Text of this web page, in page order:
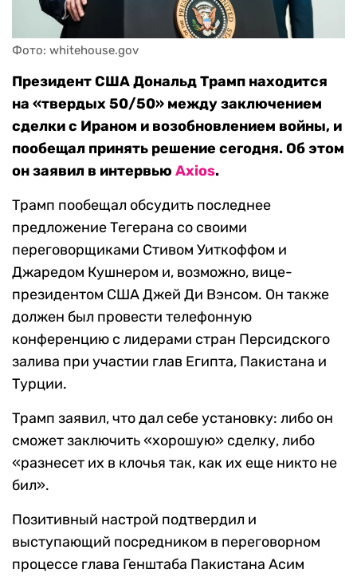
Фото: whitehouse.gov
Президент США Дональд Трамп находится
на «твердых 50/50» между заключением
сделки с Ираном и возобновлением войны, и
пообещал принять решение сегодня. Об этом
он заявил в интервью Axios.
Трамп пообещал обсудить последнее
предложение Тегерана со своими
переговорщиками Стивом Уиткоффом и
Джаредом Кушнером и, возможно, вице-
президентом США Джей Ди Вэнсом. Он также
должен был провести телефонную
конференцию с лидерами стран Персидского
залива при участии глав Египта, Пакистана и
Турции.
Трамп заявил, что дал себе установку: либо он
сможет заключить «хорошую» сделку, либо
«разнесет их в клочья так, как их еще никто не
бил».
Позитивный настрой подтвердил и
выступающий посредником в переговорном
процессе глава Генштаба Пакистана Асим